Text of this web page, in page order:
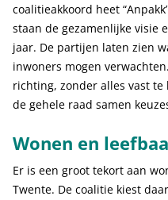
coalitieakkoord heet
staan de gezamenlijke visie
jaar. De partijen laten zien
inwoners mogen
richting, zonder alles vast
de gehele raad samen
Wonen en
Er is een groot tekort aan
Twente. De coalitie kiest